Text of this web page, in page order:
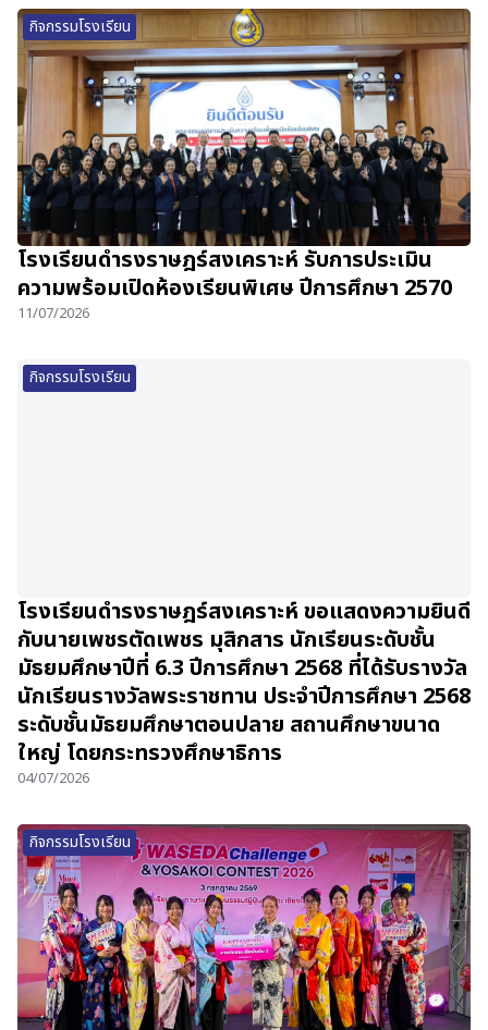
กิจกรรมโรงเรียน
โรงเรียนดำรงราษฎร์สงเคราะห์ รับการประเมิน
ความพร้อมเปิดห้องเรียนพิเศษ ปีการศึกษา 2570
11/07/2026
กิจกรรมโรงเรียน
โรงเรียนดำรงราษฎร์สงเคราะห์ ขอแสดงความยินดี
กับนายเพชรตัดเพชร มุสิกสาร นักเรียนระดับชั้น
มัธยมศึกษาปีที่ 6.3 ปีการศึกษา 2568 ที่ได้รับรางวัล
นักเรียนรางวัลพระราชทาน ประจำปีการศึกษา 2568
ระดับชั้นมัธยมศึกษาตอนปลาย สถานศึกษาขนาด
ใหญ่ โดยกระทรวงศึกษาธิการ
04/07/2026
กิจกรรมโรงเรียน